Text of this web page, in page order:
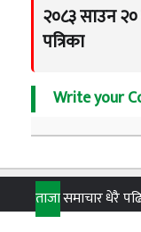
२०८३ साउन
पत्रिका
Write your
ताजासमाचारधेरै